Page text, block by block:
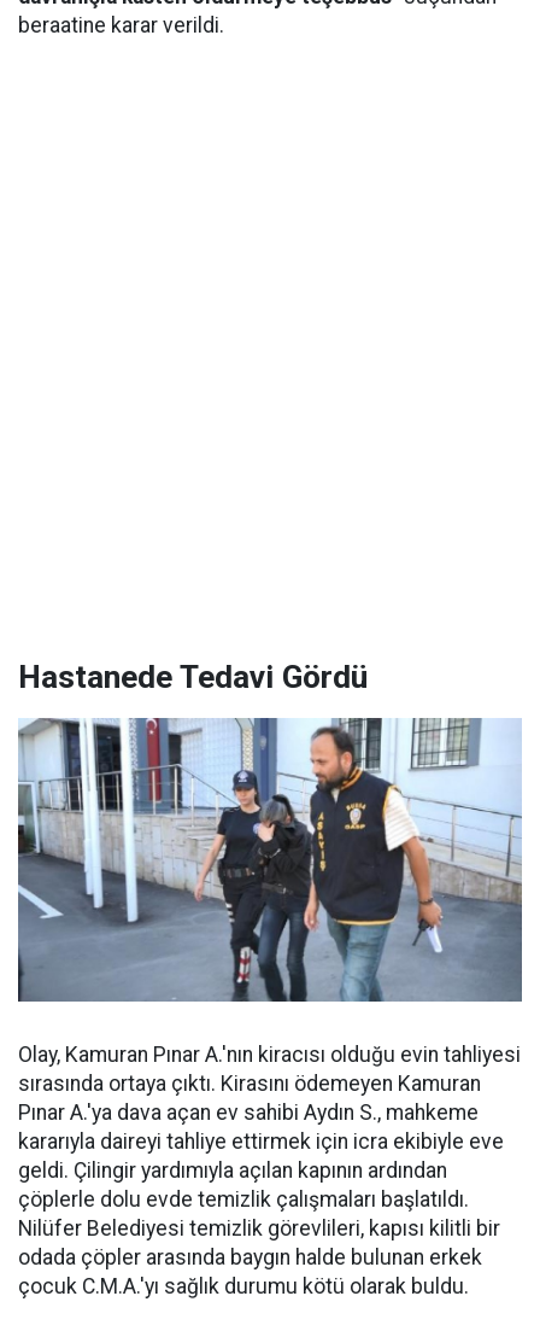
beraatine karar verildi.
Hastanede Tedavi Gördü
Olay, Kamuran Pınar A.'nın kiracısı olduğu evin tahliyesi
sırasında ortaya çıktı. Kirasını ödemeyen Kamuran
Pınar A.'ya dava açan ev sahibi Aydın S., mahkeme
kararıyla daireyi tahliye ettirmek için icra ekibiyle eve
geldi. Çilingir yardımıyla açılan kapının ardından
çöplerle dolu evde temizlik çalışmaları başlatıldı.
Nilüfer Belediyesi temizlik görevlileri, kapısı kilitli bir
odada çöpler arasında baygın halde bulunan erkek
çocuk C.M.A.'yı sağlık durumu kötü olarak buldu.